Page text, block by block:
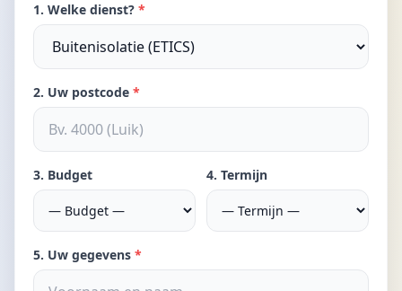
1. Welke dienst? *
2. Uw postcode *
3. Budget 4. Termijn
5. Uw gegevens *